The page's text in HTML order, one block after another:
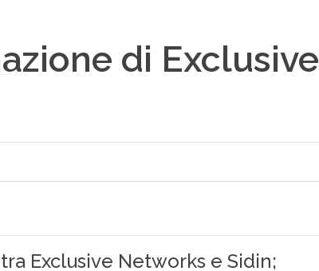
di Exclusive
Exclusive Networks e Sidin;